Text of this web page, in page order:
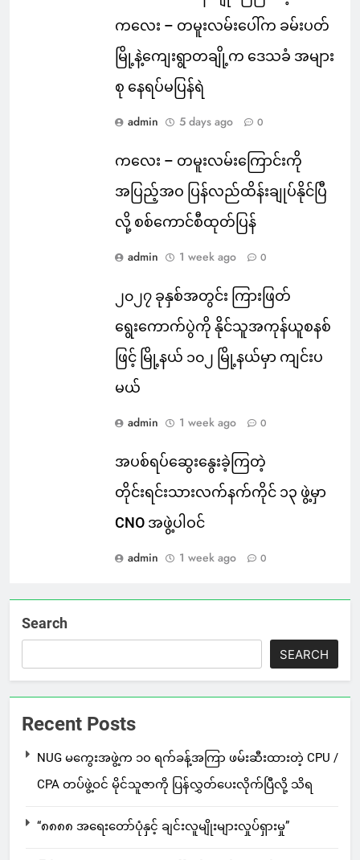
ကလေး – တမူးလမ်းပေါ်က ခမ်းပတ်
မြို့နဲ့ကျေးရွာတချို့က ဒေသခံ အများ
စု နေရပ်မပြန်ရဲ
admin 5 days ago 0
ကလေး – တမူးလမ်းကြောင်းကို
အပြည့်အဝ ပြန်လည်ထိန်းချုပ်နိုင်ပြီ
လို့ စစ်ကောင်စီထုတ်ပြန်
admin 1 week ago 0
၂၀၂၇ ခုနှစ်အတွင်း ကြားဖြတ်
ရွေးကောက်ပွဲကို နိုင်သူအကုန်ယူစနစ်
ဖြင့် မြို့နယ် ၁၀၂ မြို့နယ်မှာ ကျင်းပ
မယ်
admin 1 week ago 0
အပစ်ရပ်ဆွေးနွေးခဲ့ကြတဲ့
တိုင်းရင်းသားလက်နက်ကိုင် ၁၃ ဖွဲ့မှာ
CNO အဖွဲ့ပါဝင်
admin 1 week ago 0
Search
SEARCH
Recent Posts
NUG မကွေးအဖွဲ့က ၁၀ ရက်ခန့်အကြာ ဖမ်းဆီးထားတဲ့ CPU /
CPA တပ်ဖွဲ့ဝင် မိုင်သူဇာကို ပြန်လွှတ်ပေးလိုက်ပြီလို့ သိရ
“၈၈၈၈ အရေးတော်ပုံနှင့် ချင်းလူမျိုးများလှုပ်ရှားမှု”